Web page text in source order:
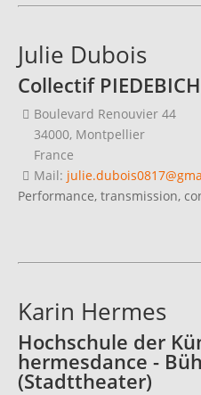
Julie Dubois
Collectif
Boulevard Renouvier 44
34000, Montpellier
France
Mail:
Performance, transmission,
Karin Hermes
Hochschule der
hermesdance -
(Stadttheater)